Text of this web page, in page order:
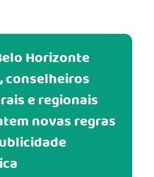
Horizonte
conselheiros
e regionais
novas regras